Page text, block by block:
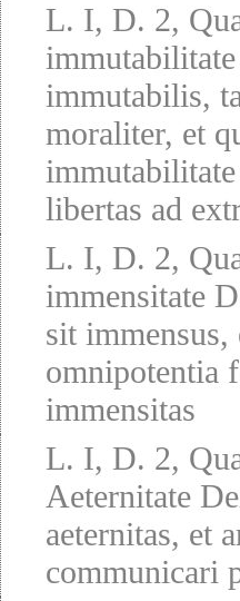
L. I, D. 2,
immutabilis,
moraliter, et
libertas ad
L. I, D. 2,
immensitate
sit immensus,
omnipotentia
immensitas
L. I, D. 2,
Aeternitate
aeternitas, et
communicari